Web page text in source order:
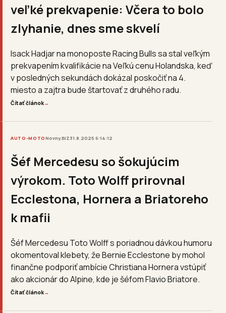
veľké prekvapenie: Včera to bolo
zlyhanie, dnes sme skvelí
Isack Hadjar na monoposte Racing Bulls sa stal veľkým
prekvapením kvalifikácie na Veľkú cenu Holandska, keď
v posledných sekundách dokázal poskočiť na 4.
miesto a zajtra bude štartovať z druhého radu.
Čítať článok→
AUTO-MOTONovny.BIZ31.8.2025 6:14:12
Šéf Mercedesu so šokujúcim
výrokom. Toto Wolff prirovnal
Ecclestona, Hornera a Briatoreho
k mafii
Šéf Mercedesu Toto Wolff s poriadnou dávkou humoru
okomentoval klebety, že Bernie Ecclestone by mohol
finančne podporiť ambície Christiana Hornera vstúpiť
ako akcionár do Alpine, kde je šéfom Flavio Briatore.
Čítať článok→